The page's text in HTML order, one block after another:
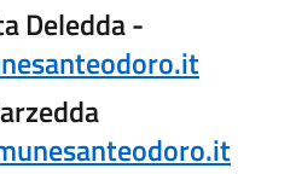
Deledda -